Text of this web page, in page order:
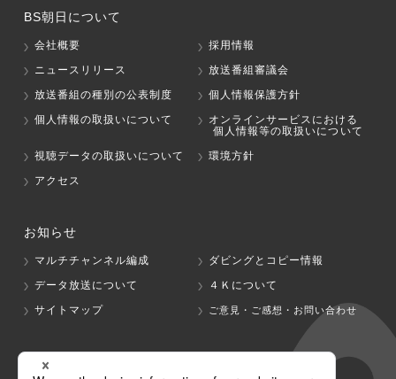
BS朝日について
会社概要
採用情報
ニュースリリース
放送番組審議会
放送番組の種別の公表制度
個人情報保護方針
個人情報の取扱いについて
オンラインサービスにおける
個人情報等の取扱いについて
視聴データの取扱いについて
環境方針
アクセス
お知らせ
マルチチャンネル編成
ダビングとコピー情報
データ放送について
４Ｋについて
サイトマップ
ご意見・ご感想・お問い合わせ
グループ会社